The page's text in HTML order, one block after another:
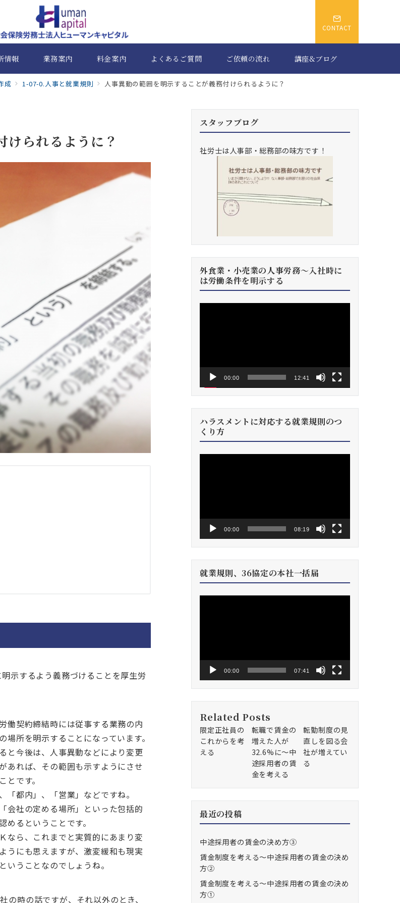
CONTACT
情報 業務案内 料金案内 よくあるご質問 ご依頼の流れ 講座&ブログ
成 1-07-0.人事と就業規則 人事異動の範囲を明示することが義務付けられるように？
けられるように？
示するよう義務づけることを厚生労
働契約締結時には従事する業務の内
場所を明示することになっています。
と今後は、人事異動などにより変更
あれば、その範囲も示すようにさせ
とです。
「都内」、「営業」などですね。
会社の定める場所」といった包括的
めるということです。
なら、これまでと実質的にあまり変
うにも思えますが、激変緩和も現実
いうことなのでしょうね。
の時の話ですが、それ以外のとき、
スタッフブログ
社労士は人事部・総務部の味方です！
外食業・小売業の人事労務～入社時に
は労働条件を明示する
00:00 12:41
ハラスメントに対応する就業規則のつ
くり方
00:00 08:19
就業規則、36協定の本社一括届
00:00 07:41
Related Posts
限定正社員の
これからを考
える
転職で賃金の
増えた人が
32.6%に～中
途採用者の賃
金を考える
転勤制度の見
直しを図る会
社が増えてい
る
最近の投稿
中途採用者の賃金の決め方③
賃金制度を考える～中途採用者の賃金の決め
方②
賃金制度を考える～中途採用者の賃金の決め
方①